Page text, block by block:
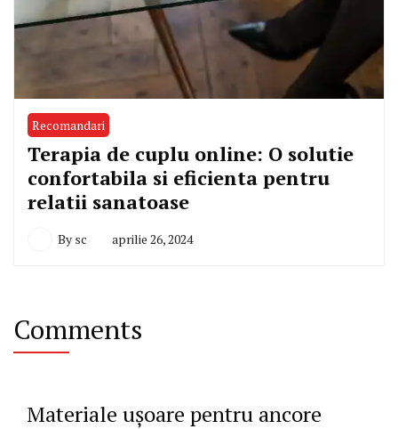
Recomandari
Terapia de cuplu online: O solutie
confortabila si eficienta pentru
relatii sanatoase
By sc aprilie 26, 2024
Comments
Materiale ușoare pentru ancore